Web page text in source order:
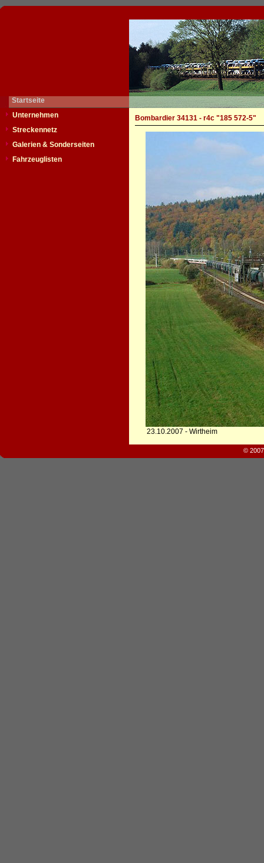
Startseite
Unternehmen
Streckennetz
Galerien & Sonderseiten
Fahrzeuglisten
Bombardier 34131 - r4c "185 572-5"
23.10.2007 - Wirtheim
©